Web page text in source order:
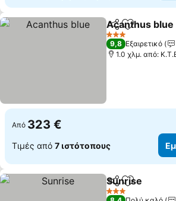
Κοινοποίηση
Προσθήκη
Acanthus blue
3 Αστέρια
9,8 Εξαιρετικό
1.0 χλμ. από:
Από 323 €
Τιμές από 7 ιστότοπους
Κοινοποίηση
Προσθήκη
Sunrise
3 Αστέρια